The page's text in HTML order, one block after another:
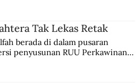
Tak Lekas Retak
berada di dalam pusaran
penyusunan RUU Perkawinan.